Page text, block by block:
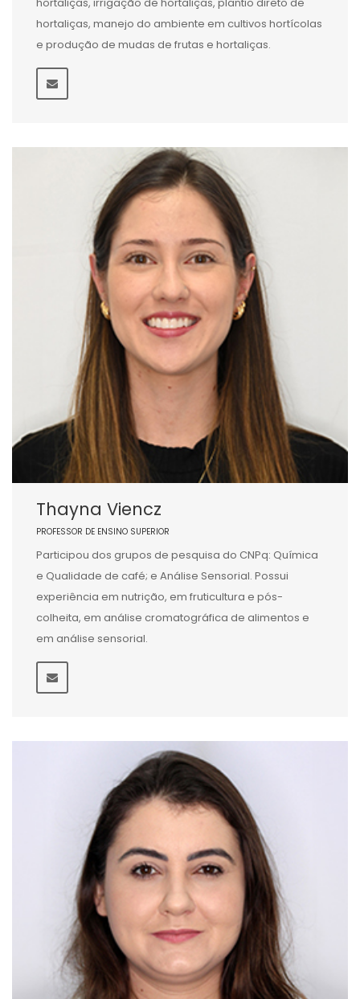
hortaliças, manejo do ambiente em cultivos hortícolas
e produção de mudas de frutas e hortaliças.
Thayna Viencz
PROFESSOR DE ENSINO SUPERIOR
Participou dos grupos de pesquisa do CNPq: Química
e Qualidade de café; e Análise Sensorial. Possui
experiência em nutrição, em fruticultura e pós-
colheita, em análise cromatográfica de alimentos e
em análise sensorial.